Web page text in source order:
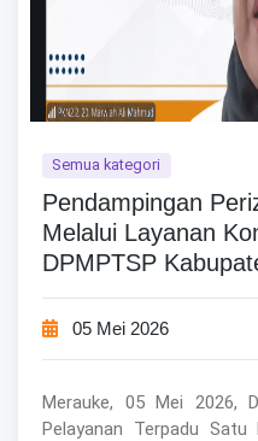
Semua kategori
Pendampingan
Melalui Layanan
DPMPTSP
05 Mei 2026
Merauke, 05 Mei 2026,
Pelayanan Terpadu Satu